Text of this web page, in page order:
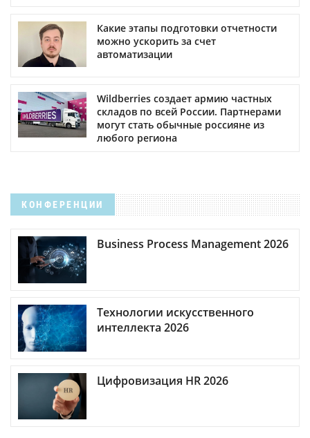
Какие этапы подготовки отчетности
можно ускорить за счет
автоматизации
Wildberries создает армию частных
складов по всей России. Партнерами
могут стать обычные россияне из
любого региона
КОНФЕРЕНЦИИ
Business Process Management 2026
Технологии искусственного
интеллекта 2026
Цифровизация HR 2026